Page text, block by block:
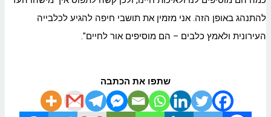
להתנהג באופן הזה. אני מזמין את תושבי חיפה להגיע לכלבייה
העירונית ולאמץ כלבים – הם מוסיפים אור לחיים".
שתפו את הכתבה